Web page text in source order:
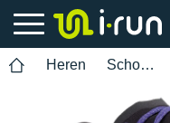
Heren Schoenen